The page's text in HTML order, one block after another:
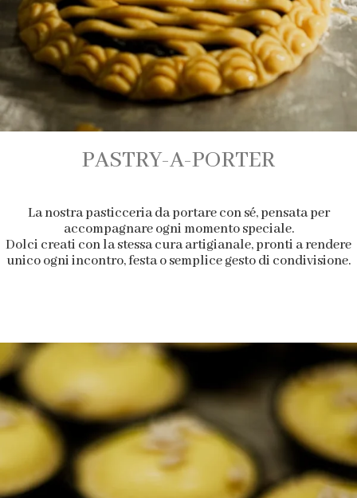
PASTRY-A-PORTER
La nostra pasticceria da portare con sé, pensata per
accompagnare ogni momento speciale.
Dolci creati con la stessa cura artigianale, pronti a rendere
unico ogni incontro, festa o semplice gesto di condivisione.